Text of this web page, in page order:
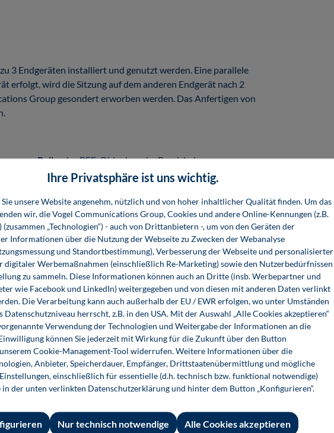
3 Endgeräten installiert und genutzt werden. Eine parallele
erfolgt, wird die Sitzung auf dem anderen Endgerät nach 2
Group gesondert erworben werden. Das Anfertigen von
Reihedes BFE-Oldenburg im Bereich der
geeignet, die theoretische Grundlagen der
eignen sich gleichermaßen zur Schul- und Erstausbildung
leicht erarbeiten. Alle Lerninhalte werden über
am Bildschirm zu vermeiden. Merksätze, wichtige Formeln,
VieleAnimationen, Videos und Interaktionenim
erfolgen immer wiederWissensabfragenmit
Auffinden von behandelten Begriffen vervollständigt das
eine Historie der zuletzt besuchten Seiten.
einen 25-stelligen Code, der zum
Sie unter folgendem Link einlösen:
Ihre Privatsphäre ist uns wichtig.
unsere Website angenehm, nützlich und von hoher inhaltlicher Qualität finden. Um das
wir, die Vogel Communications Group, Cookies und andere Online-Kennungen (z.B.
„Technologien“) - auch von Drittanbietern -, um von den Geräten der
Informationen über die Nutzung der Webseite zu Zwecken der Webanalyse
und Standortbestimmung), Verbesserung der Webseite und personalisierter
digitaler Werbemaßnahmen (einschließlich Re-Marketing) sowie den Nutzerbedürfnissen
zu sammeln. Diese Informationen können auch an Dritte (insb. Werbepartner und
wie Facebook und LinkedIn) weitergegeben und von diesen mit anderen Daten verlinkt
Die Verarbeitung kann auch außerhalb der EU / EWR erfolgen, wo unter Umständen
Datenschutzniveau herrscht, z.B. in den USA. Mit der Auswahl „Alle Cookies akzeptieren“
Verwendung der Technologien und Weitergabe der Informationen an die
können Sie jederzeit mit Wirkung für die Zukunft über den Button
Cookie-Management-Tool widerrufen. Weitere Informationen über die
Anbieter, Speicherdauer, Empfänger, Drittstaatenübermittlung und mögliche
einschließlich für essentielle (d.h. technisch bzw. funktional notwendige)
in der unten verlinkten Datenschutzerklärung und hinter dem Button „Konfigurieren“.
Nur technisch notwendige Alle Cookies akzeptieren